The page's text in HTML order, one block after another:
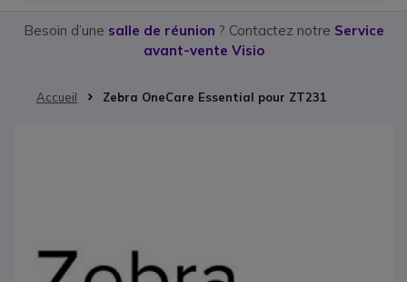
Besoin d’une salle de réunion ? Contactez notre Service
avant-vente Visio
Accueil Zebra OneCare Essential pour ZT231